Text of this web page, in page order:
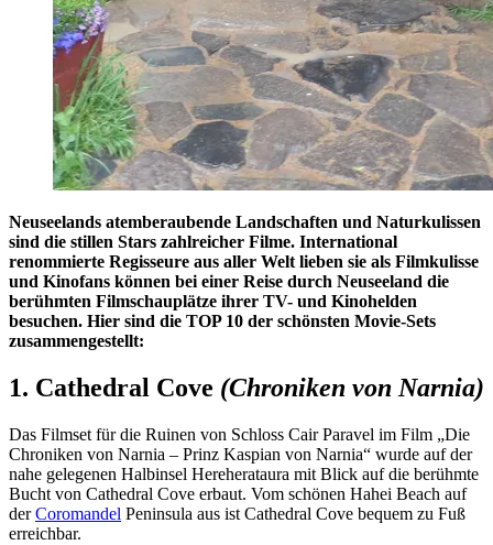
Neuseelands atemberaubende Landschaften und Naturkulissen
sind die stillen Stars zahlreicher Filme. International
renommierte Regisseure aus aller Welt lieben sie als Filmkulisse
und Kinofans können bei einer Reise durch Neuseeland die
berühmten Filmschauplätze ihrer TV- und Kinohelden
besuchen. Hier sind die TOP 10 der schönsten Movie-Sets
zusammengestellt:
1. Cathedral Cove (Chroniken von Narnia)
Das Filmset für die Ruinen von Schloss Cair Paravel im Film „Die
Chroniken von Narnia – Prinz Kaspian von Narnia“ wurde auf der
nahe gelegenen Halbinsel Hereherataura mit Blick auf die berühmte
Bucht von Cathedral Cove erbaut. Vom schönen Hahei Beach auf
derCoromandel Peninsula aus ist Cathedral Cove bequem zu Fuß
erreichbar.